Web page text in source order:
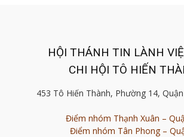
HỘI THÁNH TIN LÀNH
CHI HỘI TÔ HIẾN
453 Tô Hiến Thành, Phường 14,
Điểm nhóm Thạnh Xuân –
Điểm nhóm Tân Phong –